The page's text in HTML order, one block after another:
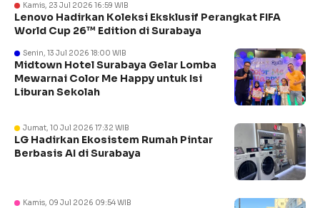
Kamis, 23 Jul 2026 16:59 WIB
Lenovo Hadirkan Koleksi Eksklusif Perangkat FIFA
World Cup 26™ Edition di Surabaya
Senin, 13 Jul 2026 18:00 WIB
Midtown Hotel Surabaya Gelar Lomba
Mewarnai Color Me Happy untuk Isi
Liburan Sekolah
Jumat, 10 Jul 2026 17:32 WIB
LG Hadirkan Ekosistem Rumah Pintar
Berbasis AI di Surabaya
Kamis, 09 Jul 2026 09:54 WIB